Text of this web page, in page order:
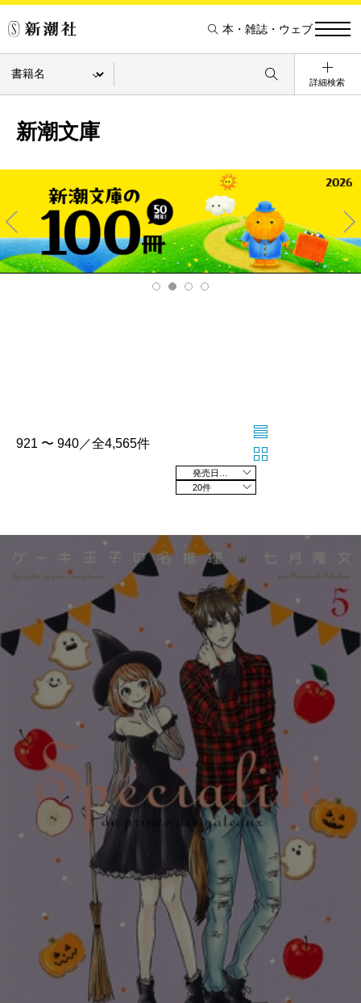
本・雑誌・ウェブ
詳細検索
新潮文庫
Pre
v
Ne
xt
921 〜 940／全4,565件
20件